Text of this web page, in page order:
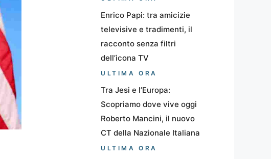
Enrico Papi: tra amicizie
televisive e tradimenti, il
racconto senza filtri
dell’icona TV
ULTIMA ORA
Tra Jesi e l’Europa:
Scopriamo dove vive oggi
Roberto Mancini, il nuovo
CT della Nazionale Italiana
ULTIMA ORA